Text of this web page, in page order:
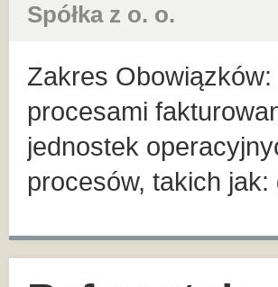
Spółka z o. o.
Zakres
procesami
jednostek
procesów, takich